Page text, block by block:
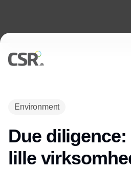
Environment
Due diligence:
lille